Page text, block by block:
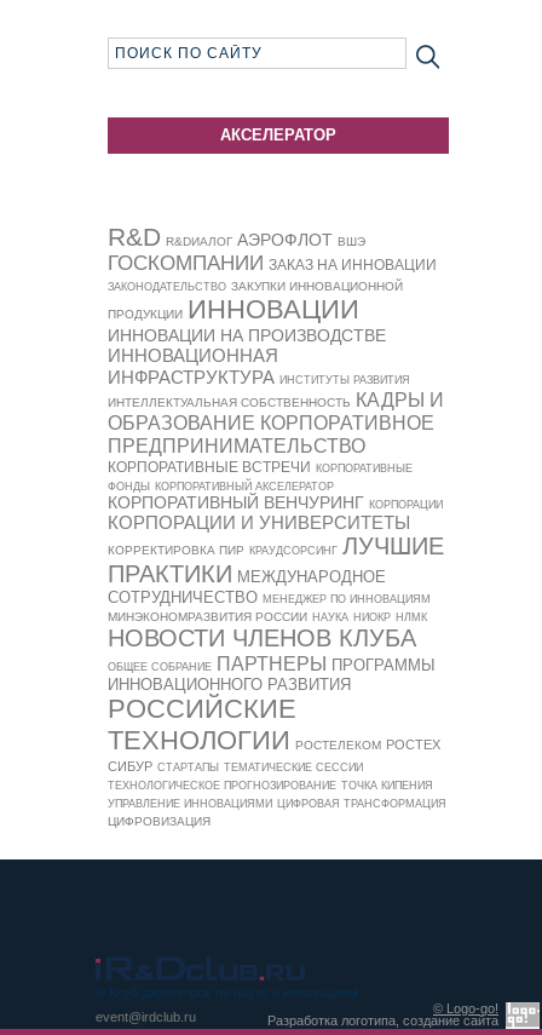
АКСЕЛЕРАТОР
R&D R&DИАЛОГ АЭРОФЛОТ ВШЭ
ГОСКОМПАНИИ ЗАКАЗ НА ИННОВАЦИИ
ЗАКОНОДАТЕЛЬСТВО ЗАКУПКИ ИННОВАЦИОННОЙ
ПРОДУКЦИИ ИННОВАЦИИ
ИННОВАЦИИ НА ПРОИЗВОДСТВЕ
ИННОВАЦИОННАЯ
ИНФРАСТРУКТУРА ИНСТИТУТЫ РАЗВИТИЯ
ИНТЕЛЛЕКТУАЛЬНАЯ СОБСТВЕННОСТЬ КАДРЫ И
ОБРАЗОВАНИЕ КОРПОРАТИВНОЕ
ПРЕДПРИНИМАТЕЛЬСТВО
КОРПОРАТИВНЫЕ ВСТРЕЧИ
КОРПОРАТИВНЫЕ
ФОНДЫ
КОРПОРАТИВНЫЙ АКСЕЛЕРАТОР
КОРПОРАТИВНЫЙ ВЕНЧУРИНГ КОРПОРАЦИИ
КОРПОРАЦИИ И УНИВЕРСИТЕТЫ
КОРРЕКТИРОВКА ПИР КРАУДСОРСИНГ ЛУЧШИЕ
ПРАКТИКИ МЕЖДУНАРОДНОЕ
СОТРУДНИЧЕСТВО МЕНЕДЖЕР ПО ИННОВАЦИЯМ
МИНЭКОНОМРАЗВИТИЯ РОССИИ НАУКА НИОКР НЛМК
НОВОСТИ ЧЛЕНОВ КЛУБА
ОБЩЕЕ СОБРАНИЕ ПАРТНЕРЫ
ПРОГРАММЫ
ИННОВАЦИОННОГО РАЗВИТИЯ
РОССИЙСКИЕ
ТЕХНОЛОГИИ
РОСТЕЛЕКОМ РОСТЕХ
СИБУР СТАРТАПЫ ТЕМАТИЧЕСКИЕ СЕССИИ
ТЕХНОЛОГИЧЕСКОЕ ПРОГНОЗИРОВАНИЕ ТОЧКА КИПЕНИЯ
УПРАВЛЕНИЕ ИННОВАЦИЯМИ ЦИФРОВАЯ ТРАНСФОРМАЦИЯ
ЦИФРОВИЗАЦИЯ
© Клуб директоров по науке и инновациям
event@irdclub.ru
© Logo-go!
Разработка логотипа, создание сайта